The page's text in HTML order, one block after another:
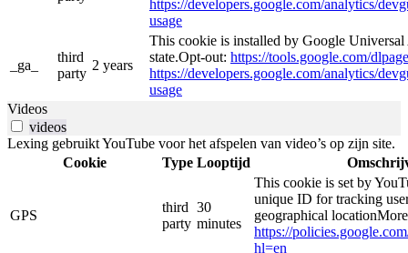
https://developers.google.com/analytics/
usage
_ga_
third
party
2 years
This cookie is installed by Google Universal
state.Opt-out: https://tools.google.com/
https://developers.google.com/analytics/
usage
Videos
videos
Lexing gebruikt YouTube voor het afspelen van video’s op zijn site.
Cookie
Type Looptijd
GPS
third
party
30
minutes
This cookie is set by
unique ID for tracking
geographical
https://
hl=en